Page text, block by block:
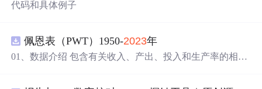
定义输出图片分辨率、调节 JPG0~100 区间压缩质量，自
观展示压缩效果。 适用人群 Qt/C++ 零基础初学者，学习
QImage 图像绘图、文件目录遍历、UI 交互开发； 需要本
地批量处理图片的办公、设计、自媒体从业者； 想要学习
代码和具体例子
佩恩表（PWT）1950-2023年
01、数据介绍 包含有关收入、产出、投入和生产率的相对